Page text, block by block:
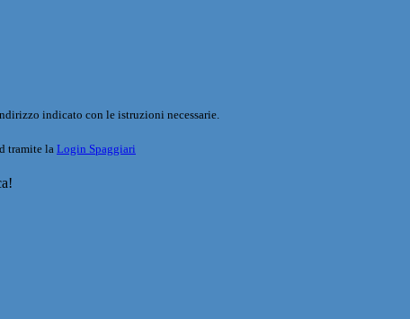
indicato con le istruzioni necessarie.
tramite la Login Spaggiari